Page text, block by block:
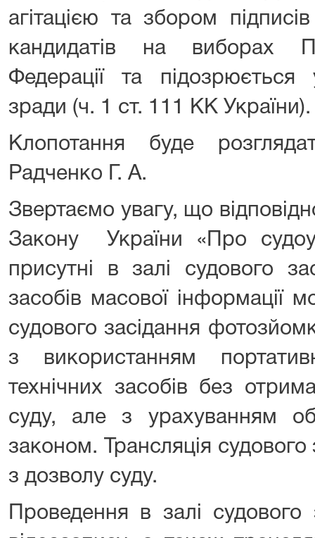
агітацією та збором
кандидатів на виборах
Федерації та
зради (ч. 1 ст. 111 КК України).
Клопотання буде
Радченко Г. А.
Звертаємо увагу, що
Закону України «Про
присутні в залі судового
засобів масової інформації
судового засідання
з використанням
технічних засобів без
суду, але з урахуванням
законом. Трансляція судового
з дозволу суду.
Проведення в залі